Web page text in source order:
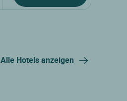
Alle Hotels anzeigen